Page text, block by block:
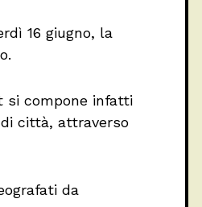
16 giugno, la
si compone infatti
città, attraverso
da